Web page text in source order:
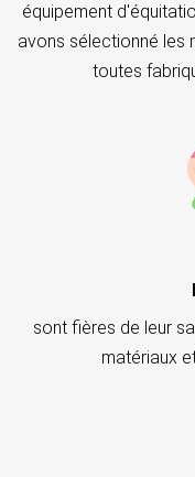
équipement
avons sélectionné les
toutes
sont fières de leur
matériaux